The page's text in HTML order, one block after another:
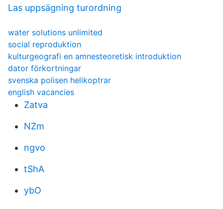
Las uppsägning turordning
water solutions unlimited
social reproduktion
kulturgeografi en amnesteoretisk introduktion
dator förkortningar
svenska polisen helikoptrar
english vacancies
Zatva
NZm
ngvo
tShA
ybO